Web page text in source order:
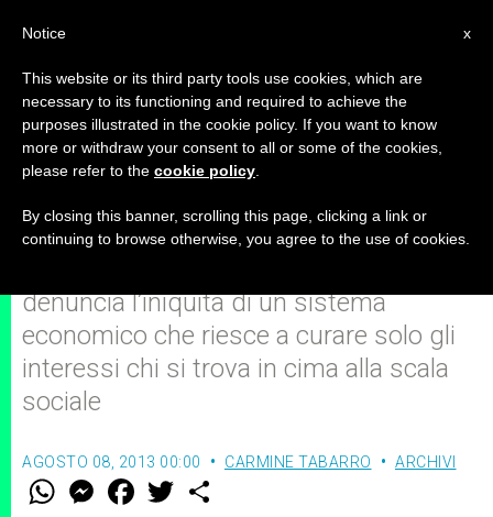
Contratti "zero hours": distruzione
della dignità umana nel lavoro
denuncia l’iniquità di un sistema
economico che riesce a curare solo gli
interessi chi si trova in cima alla scala
sociale
AGOSTO 08, 2013 00:00 CARMINE TABARRO ARCHIVI
W M
e
F
a w
x
Notice
This website or its third party tools use cookies, which are
necessary to its functioning and required to achieve the
purposes illustrated in the cookie policy. If you want to know
more or withdraw your consent to all or some of the cookies,
please refer to the cookie policy
By closing this banner, scrolling this page, clicking a link or
continuing to browse otherwise, you agree to the use of cookies.